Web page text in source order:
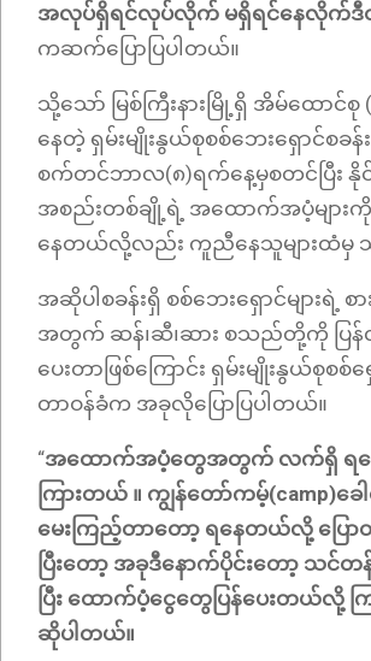
အလုပ်ရှိရင်လုပ်လိုက် မရှိရင်နေလိုက်ဒီတို
ကဆက်ပြောပြပါတယ်။
သို့သော် မြစ်ကြီးနားမြို့ရှိ အိမ်ထောင်စု (
နေတဲ့ ရှမ်းမျိုးနွယ်စုစစ်ဘေးရှောင်စခ
စက်တင်ဘာလ(၈)ရက်နေ့မှစတင်ပြီး
အစည်းတစ်ချို့ရဲ့ အထောက်အပံ့များ
နေတယ်လို့လည်း ကူညီနေသူများထံမှ
အဆိုပါစခန်းရှိ စစ်ဘေးရှောင်များရဲ့ စား
အတွက် ဆန်၊ဆီ၊ဆား စသည်တို့ကို ပြ
ပေးတာဖြစ်ကြောင်း ရှမ်းမျိုးနွယ်စုစစ်ရှ
တာဝန်ခံက အခုလိုပြောပြပါတယ်။
“အထောက်အပံ့တွေအတွက် လက်ရှိ ရ
ကြားတယ် ။ ကျွန်တော်ကမ့်(camp)ခေ
မေးကြည့်တာတော့ ရနေတယ်လို့ ပြော
ပြီးတော့ အခုဒီနောက်ပိုင်းတော့ သင်တ
ပြီး ထောက်ပံ့ငွေတွေပြန်ပေးတယ်လို့
ဆိုပါတယ်။